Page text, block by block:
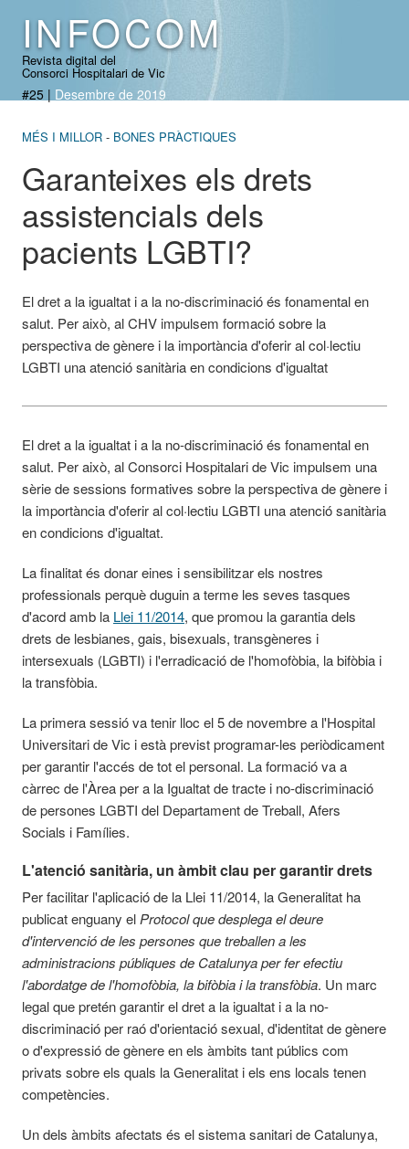
INFOCOM
Revista digital del
Consorci Hospitalari de Vic
#25 | Desembre de 2019
MÉS I MILLOR BONES PRÀCTIQUES
Garanteixes els drets
assistencials dels
pacients LGBTI?
El dret a la igualtat i a la no-discriminació és fonamental en
salut. Per això, al CHV impulsem formació sobre la
perspectiva de gènere i la importància d'oferir al col·lectiu
LGBTI una atenció sanitària en condicions d'igualtat
El dret a la igualtat i a la no-discriminació és fonamental en
salut. Per això, al Consorci Hospitalari de Vic impulsem una
sèrie de sessions formatives sobre la perspectiva de gènere i
la importància d'oferir al col·lectiu LGBTI una atenció sanitària
en condicions d'igualtat.
La finalitat és donar eines i sensibilitzar els nostres
professionals perquè duguin a terme les seves tasques
d'acord amb la Llei 11/2014, que promou la garantia dels
drets de lesbianes, gais, bisexuals, transgèneres i
intersexuals (LGBTI) i l'erradicació de l'homofòbia, la bifòbia i
la transfòbia.
La primera sessió va tenir lloc el 5 de novembre a l'Hospital
Universitari de Vic i està previst programar-les periòdicament
per garantir l'accés de tot el personal. La formació va a
càrrec de l'Àrea per a la Igualtat de tracte i no-discriminació
de persones LGBTI del Departament de Treball, Afers
Socials i Famílies.
L'atenció sanitària, un àmbit clau per garantir drets
Per facilitar l'aplicació de la Llei 11/2014, la Generalitat ha
publicat enguany el Protocol que desplega el deure
d'intervenció de les persones que treballen a les
administracions públiques de Catalunya per fer efectiu
l'abordatge de l'homofòbia, la bifòbia i la transfòbia. Un marc
legal que pretén garantir el dret a la igualtat i a la no-
discriminació per raó d'orientació sexual, d'identitat de gènere
o d'expressió de gènere en els àmbits tant públics com
privats sobre els quals la Generalitat i els ens locals tenen
competències.
Un dels àmbits afectats és el sistema sanitari de Catalunya,